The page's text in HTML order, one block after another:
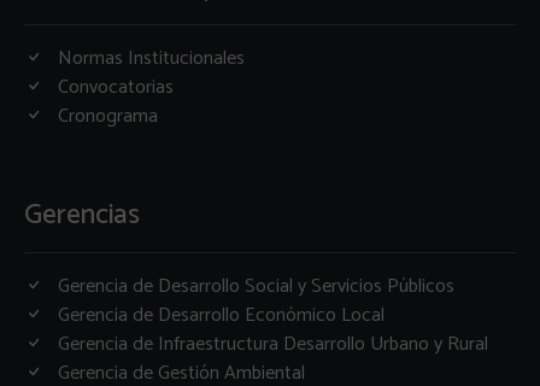
Normas Institucionales
Convocatorias
Cronograma
Gerencias
Gerencia de Desarrollo Social y Servicios Públicos
Gerencia de Desarrollo Económico Local
Gerencia de Infraestructura Desarrollo Urbano y Rural
Gerencia de Gestión Ambiental